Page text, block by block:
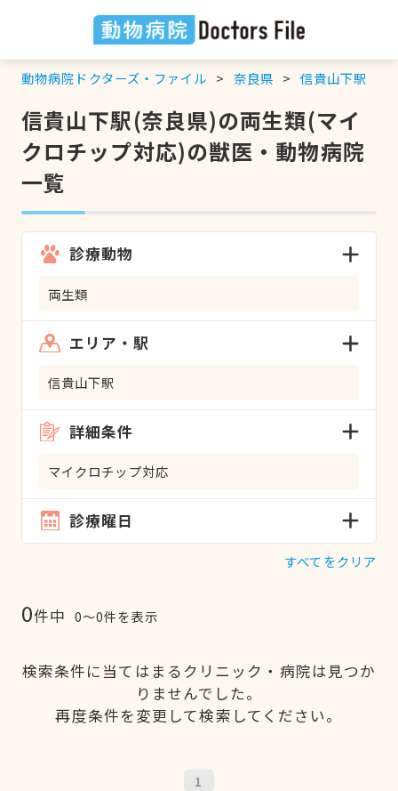
動物病院ドクターズ・ファイル 奈良県 信貴山下駅
信貴山下駅(奈良県)の両生類(マイ
クロチップ対応)の獣医・動物病院
一覧
診療動物
両生類
エリア・駅
信貴山下駅
詳細条件
マイクロチップ対応
診療曜日
すべてをクリア
0件中 0〜0件を表示
検索条件に当てはまるクリニック・病院は見つか
りませんでした。
再度条件を変更して検索してください。
1